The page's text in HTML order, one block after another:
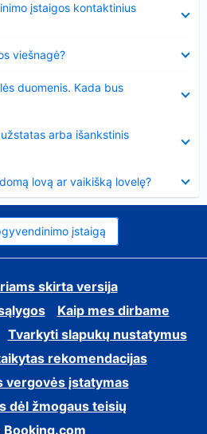
įstaigos kontaktinius
viešnagė?
duomenis. Kada bus
arba išankstinis
lovą ar vaikišką lovelę?
įstaigą
skirta versija
Kaip mes dirbame
Tvarkyti slapukų nustatymus
rekomendacijas
vergovės įstatymas
dėl žmogaus teisių
Booking.com